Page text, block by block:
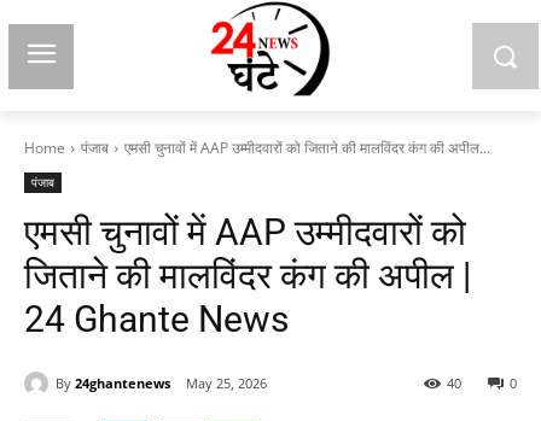
Home पंजाब एमसी चुनावों में AAP उम्मीदवारों को जिताने की मालविंदर कंग की अपील...
पंजाब
एमसी चुनावों में AAP उम्मीदवारों को
जिताने की मालविंदर कंग की अपील |
24 Ghante News
By 24ghantenews May 25, 2026 0
40